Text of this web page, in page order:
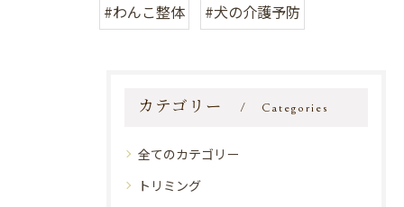
#わんこ整体
#犬の介護予防
カテゴリー Categories
全てのカテゴリー
トリミング